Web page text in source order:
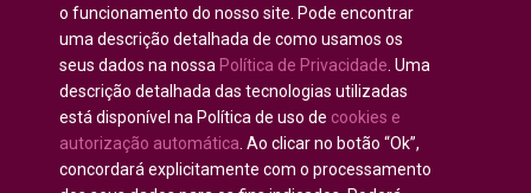
Français(Francês)
Alemão
العربية(Árabe)
Português
o funcionamento do nosso site. Pode encontrar
uma descrição detalhada de como usamos os
seus dados na nossa Política de Privacidade . Uma
descrição detalhada das tecnologias utilizadas
está disponível na Política de uso de cookies e
autorização automática . Ao clicar no botão “Ok”,
concordará explicitamente com o processamento